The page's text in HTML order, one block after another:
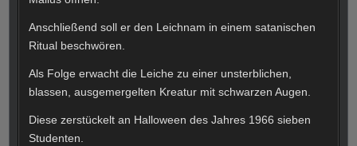
Anschließend soll er den Leichnam in einem satanischen
Ritual beschwören.
Als Folge erwacht die Leiche zu einer unsterblichen,
blassen, ausgemergelten Kreatur mit schwarzen Augen.
Diese zerstückelt an Halloween des Jahres 1966 sieben
Studenten.